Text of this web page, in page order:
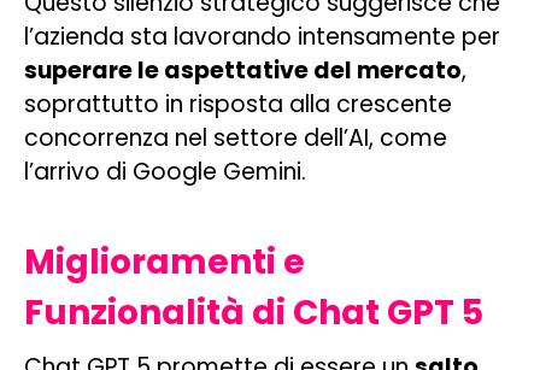
l’azienda sta lavorando intensamente per
superare le aspettative del mercato,
soprattutto in risposta alla crescente
concorrenza nel settore dell’AI, come
l’arrivo di Google Gemini.
Miglioramenti e
Funzionalità di Chat GPT 5